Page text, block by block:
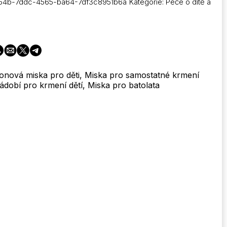
miska pro děti, Miska pro samostatné krmení
pro krmení dětí, Miska pro batolata